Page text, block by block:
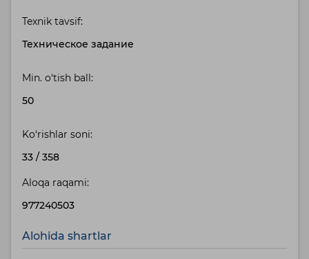
Texnik tavsif:
Техническое задание
Min. o‘tish ball:
50
Ko‘rishlar soni:
33 / 358
Aloqa raqami:
977240503
Alohida shartlar